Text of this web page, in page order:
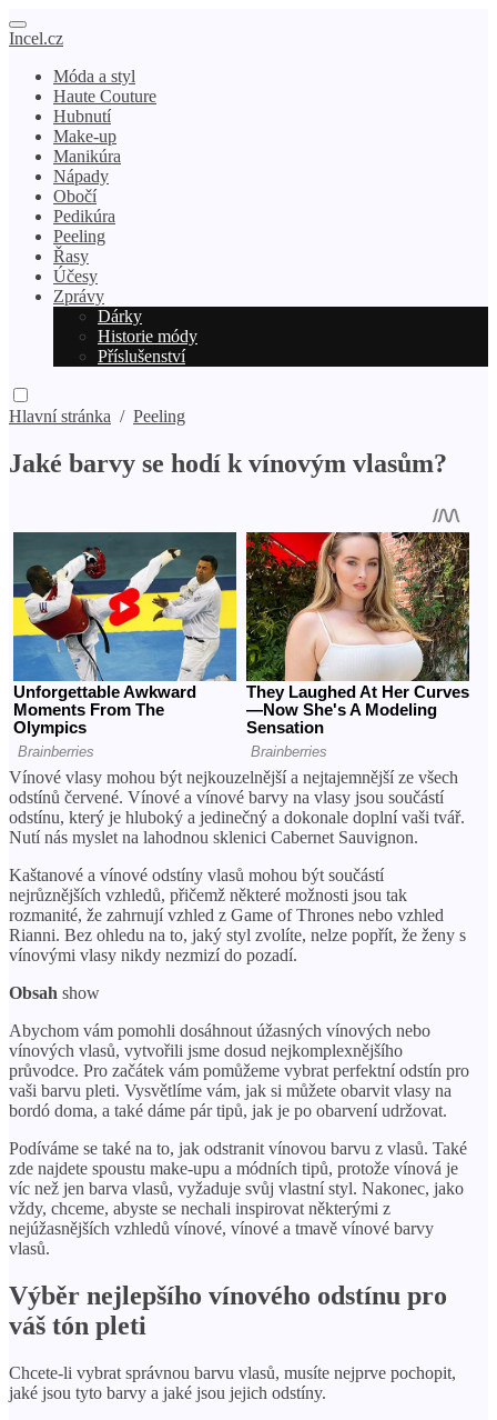
Incel.cz
Móda a styl
Haute Couture
Hubnutí
Make-up
Manikúra
Nápady
Obočí
Pedikúra
Peeling
Řasy
Účesy
Zprávy
Dárky
Historie módy
Příslušenství
Hlavní stránka / Peeling
Jaké barvy se hodí k vínovým vlasům?
Vínové vlasy mohou být nejkouzelnější a nejtajemnější ze všech
odstínů červené. Vínové a vínové barvy na vlasy jsou součástí
odstínu, který je hluboký a jedinečný a dokonale doplní vaši tvář.
Nutí nás myslet na lahodnou sklenici Cabernet Sauvignon.
Kaštanové a vínové odstíny vlasů mohou být součástí
nejrůznějších vzhledů, přičemž některé možnosti jsou tak
rozmanité, že zahrnují vzhled z Game of Thrones nebo vzhled
Rianni. Bez ohledu na to, jaký styl zvolíte, nelze popřít, že ženy s
vínovými vlasy nikdy nezmizí do pozadí.
Obsah show
Abychom vám pomohli dosáhnout úžasných vínových nebo
vínových vlasů, vytvořili jsme dosud nejkomplexnějšího
průvodce. Pro začátek vám pomůžeme vybrat perfektní odstín pro
vaši barvu pleti. Vysvětlíme vám, jak si můžete obarvit vlasy na
bordó doma, a také dáme pár tipů, jak je po obarvení udržovat.
Podíváme se také na to, jak odstranit vínovou barvu z vlasů. Také
zde najdete spoustu make-upu a módních tipů, protože vínová je
víc než jen barva vlasů, vyžaduje svůj vlastní styl. Nakonec, jako
vždy, chceme, abyste se nechali inspirovat některými z
nejúžasnějších vzhledů vínové, vínové a tmavě vínové barvy
vlasů.
Výběr nejlepšího vínového odstínu pro
váš tón pleti
Chcete-li vybrat správnou barvu vlasů, musíte nejprve pochopit,
jaké jsou tyto barvy a jaké jsou jejich odstíny.